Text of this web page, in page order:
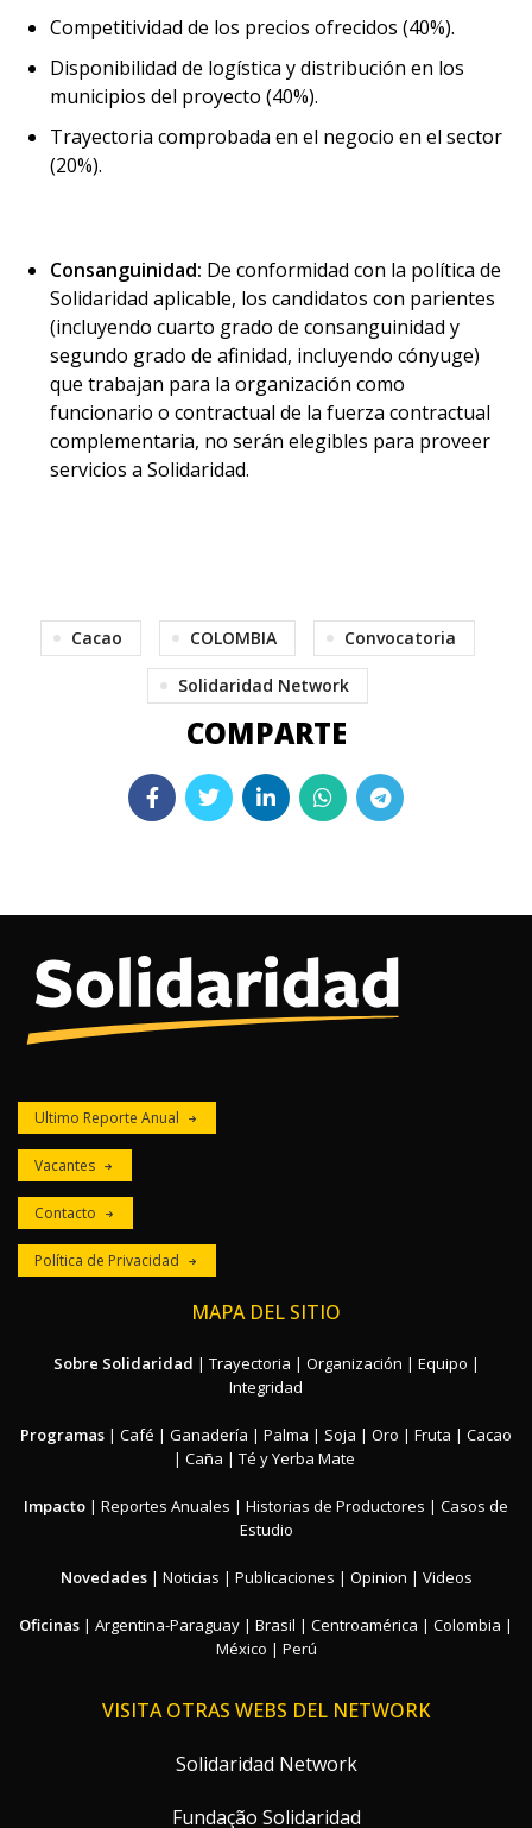
Competitividad de los precios ofrecidos (40%).
Disponibilidad de logística y distribución en los
municipios del proyecto (40%).
Trayectoria comprobada en el negocio en el sector
(20%).
Consanguinidad: De conformidad con la política de
Solidaridad aplicable, los candidatos con parientes
(incluyendo cuarto grado de consanguinidad y
segundo grado de afinidad, incluyendo cónyuge)
que trabajan para la organización como
funcionario o contractual de la fuerza contractual
complementaria, no serán elegibles para proveer
servicios a Solidaridad.
Cacao COLOMBIA Convocatoria
Solidaridad Network
Ultimo Reporte Anual
Vacantes
Contacto
Política de Privacidad
MAPA DEL SITIO
Sobre Solidaridad | Trayectoria | Organización | Equipo |
Integridad
Programas | Café | Ganadería | Palma | Soja | Oro | Fruta | Cacao
| Caña | Té y Yerba Mate
Impacto | Reportes Anuales | Historias de Productores | Casos de
Estudio
Novedades| Noticias | Publicaciones | Opinion | Videos
Oficinas | Argentina-Paraguay | Brasil | Centroamérica | Colombia |
México | Perú
VISITA OTRAS WEBS DEL NETWORK
Solidaridad Network
Fundação Solidaridad